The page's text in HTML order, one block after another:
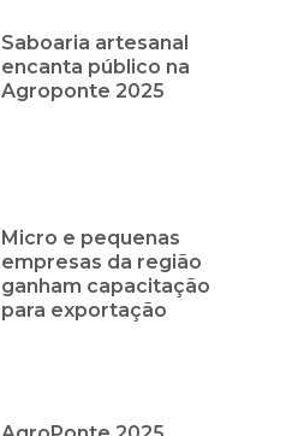
Saboaria artesanal
encanta público na
Agroponte 2025
Micro e pequenas
empresas da região
ganham capacitação
para exportação